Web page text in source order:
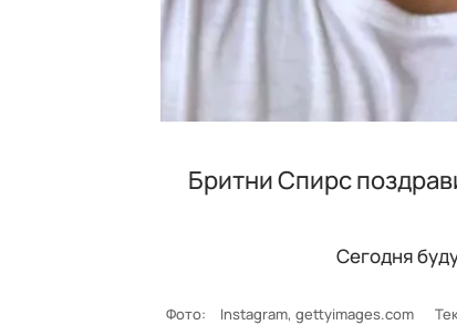
Бритни Спирс
Сегодня
Фото: Instagram, gettyimages.com